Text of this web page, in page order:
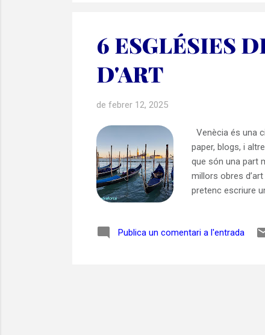
6 ESGLÉSIES
D'ART
de febrer 12, 2025
Venècia és una
paper, blogs, i
que són una part
millors obres
pretenc escriure
de recomanar-
Publica un comentari a l'entrada